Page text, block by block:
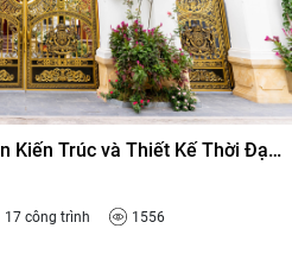
Kiến Trúc và Thiết Kế Thời Đại
17 công trình
1556